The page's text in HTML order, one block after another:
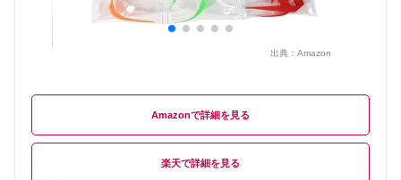
出典： Amazon
Amazon
楽天